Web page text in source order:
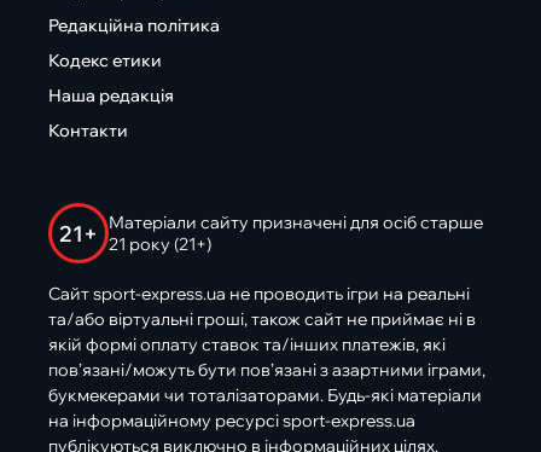
Редакційна політика
Кодекс етики
Наша редакція
Контакти
21+
Матеріали сайту призначені для осіб старше
21 року (21+)
Сайт sport-express.ua не проводить ігри на реальні
та/або віртуальні гроші, також сайт не приймає ні в
якій формі оплату ставок та/інших платежів, які
пов’язані/можуть бути пов’язані з азартними іграми,
букмекерами чи тоталізаторами. Будь-які матеріали
на інформаційному ресурсі sport-express.ua
публікуються виключно в інформаційних цілях.